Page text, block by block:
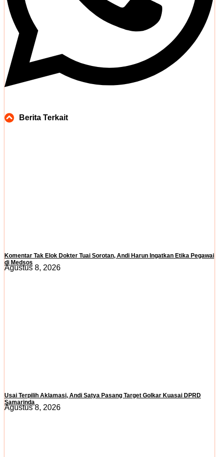
Berita Terkait
Komentar Tak Elok Dokter Tuai Sorotan, Andi Harun Ingatkan Etika Pegawai
di Medsos
Agustus 8, 2026
Usai Terpilih Aklamasi, Andi Satya Pasang Target Golkar Kuasai DPRD
Samarinda
Agustus 8, 2026